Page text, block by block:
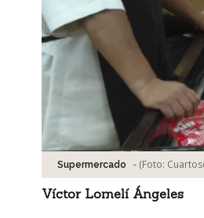
Supermercado - (Foto:
Víctor Lomelí Ángeles